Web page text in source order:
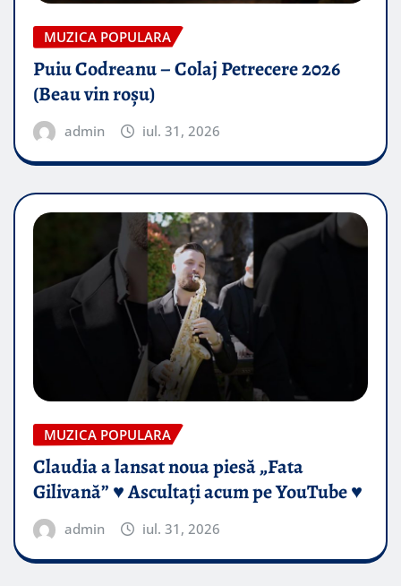
MUZICA POPULARA
Puiu Codreanu – Colaj Petrecere 2026
(Beau vin roșu)
admin iul. 31, 2026
MUZICA POPULARA
Claudia a lansat noua piesă „Fata
Gilivană” ♥️ Ascultați acum pe YouTube ♥️
admin iul. 31, 2026